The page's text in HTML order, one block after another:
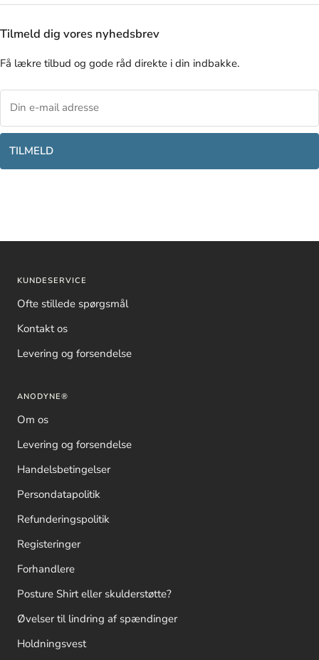
Tilmeld dig vores nyhedsbrev
Få lækre tilbud og gode råd direkte i din indbakke.
TILMELD
KUNDESERVICE
Ofte stillede spørgsmål
Kontakt os
Levering og forsendelse
ANODYNE®
Om os
Levering og forsendelse
Handelsbetingelser
Persondatapolitik
Refunderingspolitik
Registeringer
Forhandlere
Posture Shirt eller skulderstøtte?
Øvelser til lindring af spændinger
Holdningsvest